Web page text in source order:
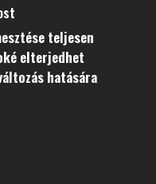
teljesen
elterjedhet
hatására